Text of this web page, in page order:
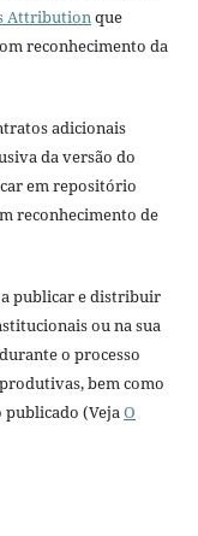
Attributionque
reconhecimento da
adicionais
da versão do
em repositório
reconhecimento de
a publicar e distribuir
ou na sua
o processo
bem como
publicado (VejaO